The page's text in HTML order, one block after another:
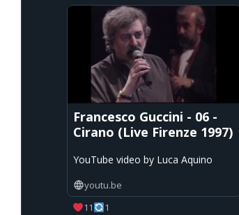
Francesco Guccini - 06 -
Cirano (Live Firenze 1997)
YouTube video by Luca Aquino
youtu.be
11
1